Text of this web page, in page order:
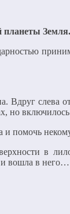
планеты Земля.
слева от
но
помочь
в
и вошла в него…